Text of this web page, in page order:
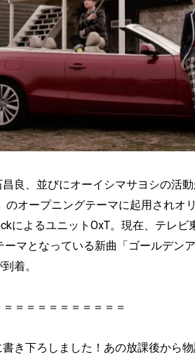
良、並びにオーイシマサヨシの活
のオープニングテーマに起用され
によるユニットOxT。現在、テレ
マとなっている新曲「ゴールデン
着。
＝＝＝＝＝＝＝＝＝＝
き下ろしました！あの放課後から